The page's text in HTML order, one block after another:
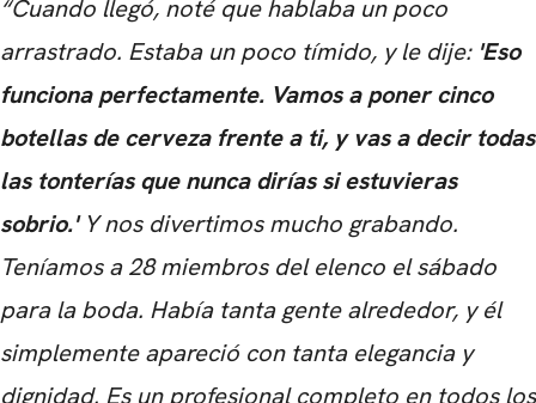
“Cuando llegó, noté que hablaba un poco
arrastrado. Estaba un poco tímido, y le dije: 'Eso
funciona perfectamente. Vamos a poner cinco
botellas de cerveza frente a ti, y vas a decir todas
las tonterías que nunca dirías si estuvieras
sobrio.'Y nos divertimos mucho grabando.
Teníamos a 28 miembros del elenco el sábado
para la boda. Había tanta gente alrededor, y él
simplemente apareció con tanta elegancia y
dignidad. Es un profesional completo en todos los
CARREGANDO PUBLICIDADE